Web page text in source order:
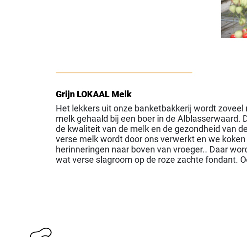
Grijn LOKAAL Melk
Het lekkers uit onze banketbakkerij wordt
melk gehaald bij een boer in de
de kwaliteit van de melk en de gezondheid van
verse melk wordt door ons verwerkt en we
herinneringen naar boven van vroeger.. Daar
wat verse slagroom op de roze zachte fondant.